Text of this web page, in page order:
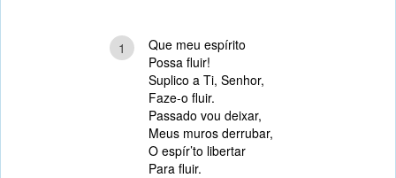
1
Que meu espírito
Possa fluir!
Suplico a Ti, Senhor,
Faze-o fluir.
Passado vou deixar,
Meus muros derrubar,
O espír’to libertar
Para fluir.